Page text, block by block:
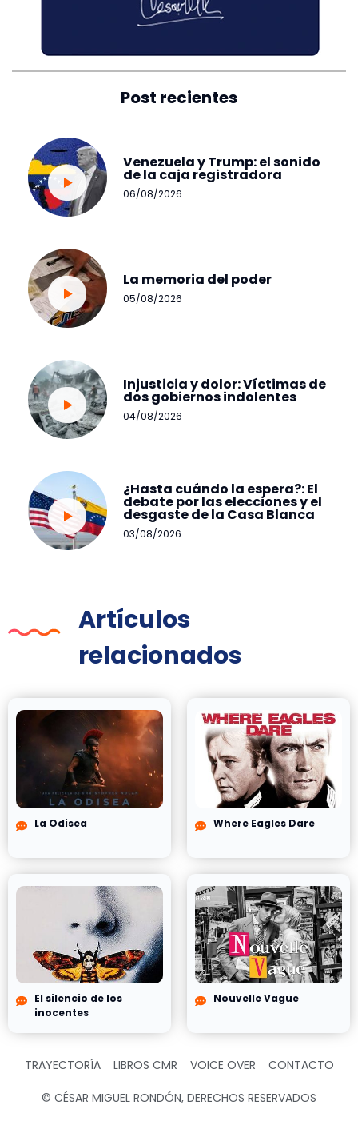
Post recientes
Venezuela y Trump: el sonido
de la caja registradora
06/08/2026
La memoria del poder
05/08/2026
Injusticia y dolor: Víctimas de
dos gobiernos indolentes
04/08/2026
¿Hasta cuándo la espera?: El
debate por las elecciones y el
desgaste de la Casa Blanca
03/08/2026
Artículos
relacionados
La Odisea Where Eagles Dare
El silencio de los
inocentes
Nouvelle Vague
TRAYECTORÍA LIBROS CMR VOICE OVER CONTACTO
© CÉSAR MIGUEL RONDÓN, DERECHOS RESERVADOS